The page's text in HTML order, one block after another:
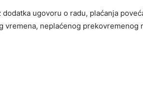
ugovoru o radu, plaćanja
vremena, neplaćenog prekovremenog